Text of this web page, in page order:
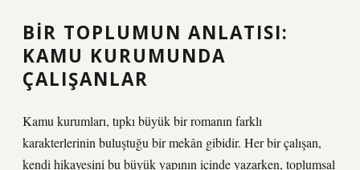
BIR TOPLUMUN ANLATISI:
KAMU KURUMUNDA
ÇALIŞANLAR
Kamu kurumları, tıpkı büyük bir romanın farklı
karakterlerinin buluştuğu bir mekân gibidir. Her bir çalışan,
kendi hikayesini bu büyük yapının içinde yazarken, toplumsal